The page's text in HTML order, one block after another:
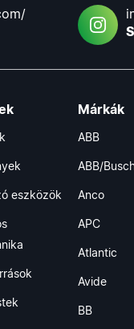
eszközök
Márkák
ABB
ABB/
Anco
APC
Atlantic
Avide
BB